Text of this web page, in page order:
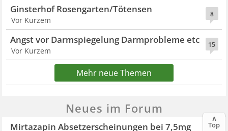
8
Ginsterhof Rosengarten/Tötensen
Vor Kurzem
15
Angst vor Darmspiegelung Darmprobleme etc
Vor Kurzem
Mehr neue Themen
Neues im Forum
Mirtazapin Absetzerscheinungen bei 7,5mg
∧
Top